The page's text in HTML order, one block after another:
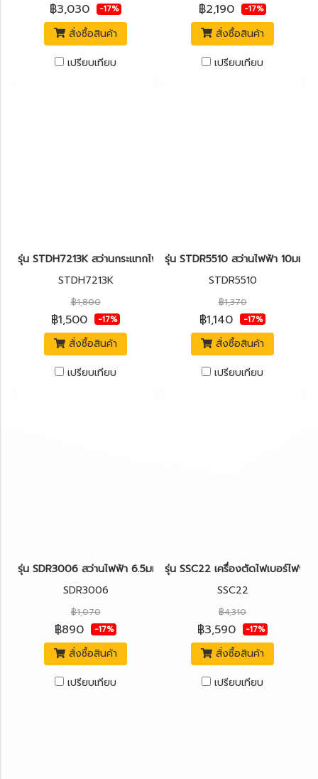
฿3,030 -17%
สั่งซื้อสินค้า
เปรียบเทียบ
฿2,190 -17%
สั่งซื้อสินค้า
เปรียบเทียบ
รุ่น STDH7213K สว่านกระแทกไฟฟ้า 13มม.(1/2") 800W. [ปรับรอบได้]
STDH7213K
฿1,800
฿1,500 -17%
สั่งซื้อสินค้า
เปรียบเทียบ
รุ่น STDR5510 สว่านไฟฟ้า 10มม
STDR5510
฿1,370
฿1,140 -17%
สั่งซื้อสินค้า
เปรียบเทียบ
รุ่น SDR3006 สว่านไฟฟ้า 6.5มม.300W. STANLEY
SDR3006
฿1,070
฿890 -17%
สั่งซื้อสินค้า
เปรียบเทียบ
รุ่น SSC22 เครื่องตัดไฟเบอร์ไฟฟ้า
SSC22
฿4,310
฿3,590 -17%
สั่งซื้อสินค้า
เปรียบเทียบ